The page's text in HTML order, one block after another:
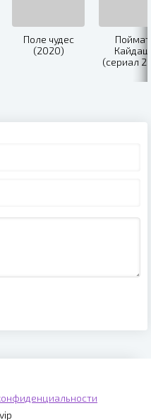
Поле чудес
(2020)
(сериал